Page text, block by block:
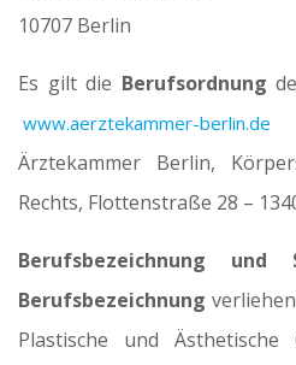
10707 Berlin
Es gilt die Berufsordnung
www.aerztekammer-berlin.de
Ärztekammer Berlin,
Rechts, Flottenstraße 28 –
Berufsbezeichnung
Berufsbezeichnung
Plastische und